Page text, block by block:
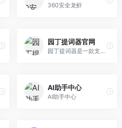
360安全龙虾
园丁提词器官网
园丁提词器是一款支持智能跟读、智能暂停、智能文案、隐形提词的Windows电脑桌面应用，告别忘词，一镜到底！
AI助手中心
AI助手中心